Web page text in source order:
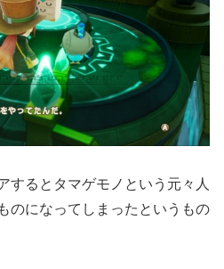
するとタマゲモノという元々人
のになってしまったというもの